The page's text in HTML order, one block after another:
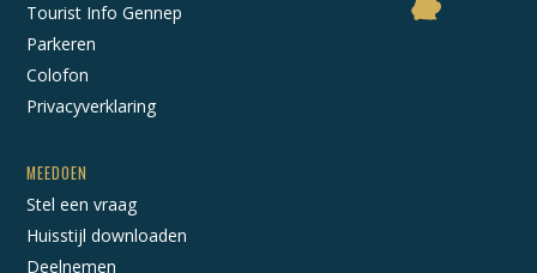
Tourist Info Gennep
Parkeren
Colofon
Privacyverklaring
MEEDOEN
Stel een vraag
Huisstijl downloaden
Deelnemen